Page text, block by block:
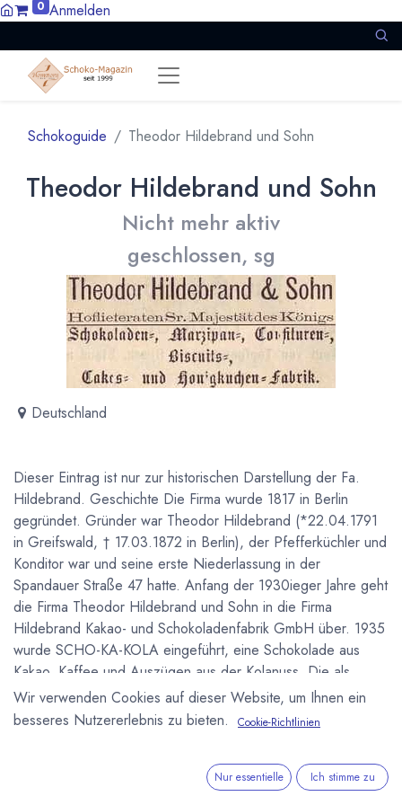
0 Anmelden
Schokoguide Theodor Hildebrand und Sohn
Theodor Hildebrand und Sohn
Nicht mehr aktiv
geschlossen, sg
Deutschland
Dieser Eintrag ist nur zur historischen Darstellung der Fa.
Hildebrand. Geschichte Die Firma wurde 1817 in Berlin
gegründet. Gründer war Theodor Hildebrand (*22.04.1791
in Greifswald, † 17.03.1872 in Berlin), der Pfefferküchler und
Konditor war und seine erste Niederlassung in der
Spandauer Straße 47 hatte. Anfang der 1930ieger Jahre geht
die Firma Theodor Hildebrand und Sohn in die Firma
Hildebrand Kakao- und Schokoladenfabrik GmbH über. 1935
wurde SCHO-KA-KOLA eingeführt, eine Schokolade aus
Kakao, Kaffee und Auszügen aus der Kolanuss. Die als
Energiespender verkaufte Schokolade enthält neben 52,5 %
Kakaoanteil etwa 0,2 % Coffein. Früher galt sie auch als
Imhoff übernommen und kommt so schließlich zu Stollwerck.
Wir verwenden Cookies auf dieser Website, um Ihnen ein
besseres Nutzererlebnis zu bieten.
Cookie-Richtlinien
Nur essentielle Ich stimme zu